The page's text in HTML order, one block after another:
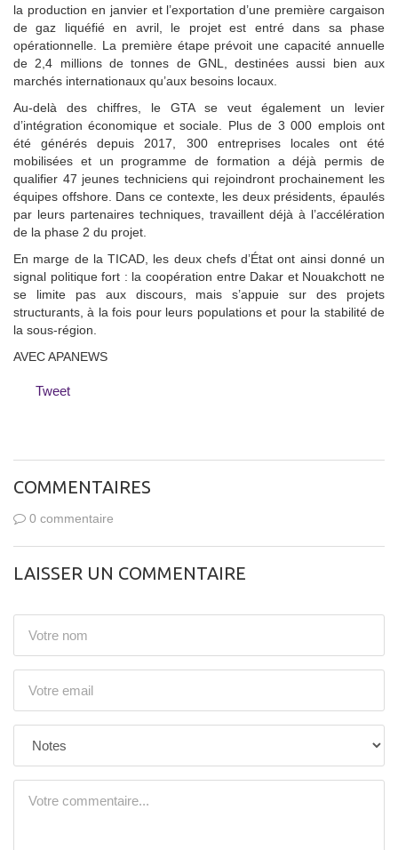
la production en janvier et l’exportation d’une première cargaison
de gaz liquéfié en avril, le projet est entré dans sa phase
opérationnelle. La première étape prévoit une capacité annuelle
de 2,4 millions de tonnes de GNL, destinées aussi bien aux
marchés internationaux qu’aux besoins locaux.
Au-delà des chiffres, le GTA se veut également un levier
d’intégration économique et sociale. Plus de 3 000 emplois ont
été générés depuis 2017, 300 entreprises locales ont été
mobilisées et un programme de formation a déjà permis de
qualifier 47 jeunes techniciens qui rejoindront prochainement les
équipes offshore. Dans ce contexte, les deux présidents, épaulés
par leurs partenaires techniques, travaillent déjà à l’accélération
de la phase 2 du projet.
En marge de la TICAD, les deux chefs d’État ont ainsi donné un
signal politique fort : la coopération entre Dakar et Nouakchott ne
se limite pas aux discours, mais s’appuie sur des projets
structurants, à la fois pour leurs populations et pour la stabilité de
la sous-région.
AVEC APANEWS
Tweet
COMMENTAIRES
0 commentaire
LAISSER UN COMMENTAIRE